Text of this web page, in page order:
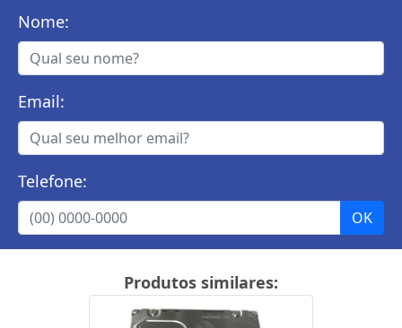
Nome:
Email:
Telefone:
Produtos similares: